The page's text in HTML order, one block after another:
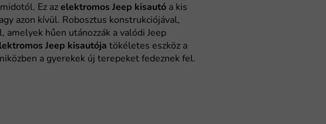
Ez azelektromos Jeep kisautó a kis
azon kívül. Robosztus konstrukciójával,
hűen utánozzák a valódi Jeep
Jeep kisautója tökéletes eszköz a
a gyerekek új terepeket fedeznek fel.